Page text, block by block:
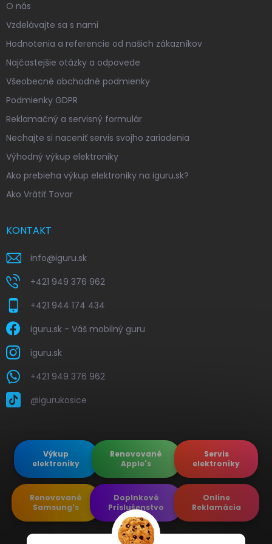
O nás
Vzdelávajte sa s nami
Hodnotenia a referencie od našich zákazníkov
Najčastejšie otázky a odpovede
Všeobecné obchodné podmienky
Podmienky GDPR
Reklamačný a servisný formulár
Nechajte si naceniť servis svojho zariadenia
Výhodný výkup elektroniky
Ako prebieha výkup elektroniky na iguru.sk?
Ako Vrátiť Tovar
KONTAKT
info@iguru.sk
+421 949 376 962
+421 944 174 434
iguru.sk - Váš mobilný guru
iguru.sk
+421 949 376 962
@igurukosice
Výkup
elektroniky
Renovované
Apple's
Servis
elektroniky
Renovované
Samsung's
Doplnkové
Príslušenstvo
Online
Reklamácia